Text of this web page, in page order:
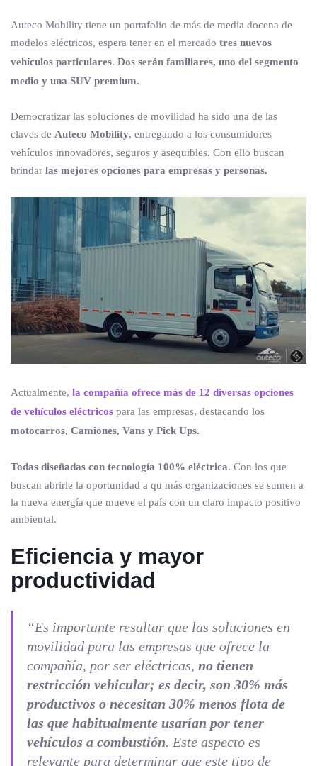
Auteco Mobility tiene un portafolio de más de media docena de
modelos eléctricos, espera tener en el mercado tres nuevos
vehículos particulares. Dos serán familiares, uno del segmento
medio y una SUV premium.
Democratizar las soluciones de movilidad ha sido una de las
claves de Auteco Mobility, entregando a los consumidores
vehículos innovadores, seguros y asequibles. Con ello buscan
brindar las mejores opciones para empresas y personas.
Actualmente, la compañía ofrece más de 12 diversas opciones
de vehículos eléctricos para las empresas, destacando los
motocarros, Camiones, Vans y Pick Ups.
Todas diseñadas con tecnología 100% eléctrica. Con los que
buscan abrirle la oportunidad a qu más organizaciones se sumen a
la nueva energía que mueve el país con un claro impacto positivo
ambiental.
Eficiencia y mayor
productividad
“Es importante resaltar que las soluciones en
movilidad para las empresas que ofrece la
compañía, por ser eléctricas, no tienen
restricción vehicular; es decir, son 30% más
productivos o necesitan 30% menos flota de
las que habitualmente usarían por tener
vehículos a combustión. Este aspecto es
relevante para determinar que este tipo de